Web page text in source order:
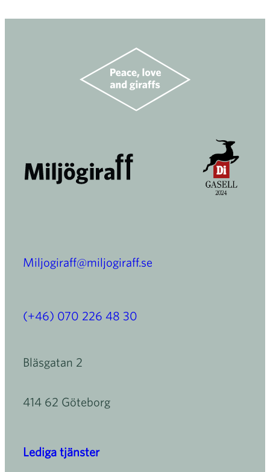
Miljogiraff@miljogiraff.se
(+46) 070 226 48 30
Bläsgatan 2
414 62 Göteborg
Lediga tjänster